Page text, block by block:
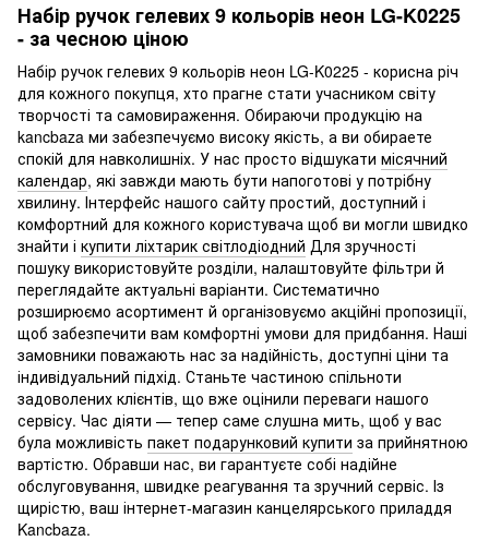
Набір ручок гелевих 9 кольорів неон LG-K0225
- за чесною ціною
Набір ручок гелевих 9 кольорів неон LG-K0225 - корисна річ
для кожного покупця, хто прагне стати учасником світу
творчості та самовираження. Обираючи продукцію на
kancbaza ми забезпечуємо високу якість, а ви обираете
спокій для навколишніх. У нас просто відшукати місячний
календар, які завжди мають бути напоготові у потрібну
хвилину. Інтерфейс нашого сайту простий, доступний і
комфортний для кожного користувача щоб ви могли швидко
знайти і купити ліхтарик світлодіодний Для зручності
пошуку використовуйте розділи, налаштовуйте фільтри й
переглядайте актуальні варіанти. Систематично
розширюємо асортимент й організовуємо акційні пропозиції,
щоб забезпечити вам комфортні умови для придбання. Наші
замовники поважають нас за надійність, доступні ціни та
індивідуальний підхід. Станьте частиною спільноти
задоволених клієнтів, що вже оцінили переваги нашого
сервісу. Час діяти — тепер саме слушна мить, щоб у вас
була можливість пакет подарунковий купити за прийнятною
вартістю. Обравши нас, ви гарантуєте собі надійне
обслуговування, швидке реагування та зручний сервіс. Із
щирістю, ваш інтернет-магазин канцелярського приладдя
Kancbaza.